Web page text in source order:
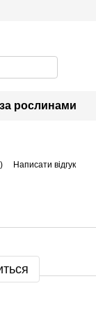
рослинами
Написати відгук